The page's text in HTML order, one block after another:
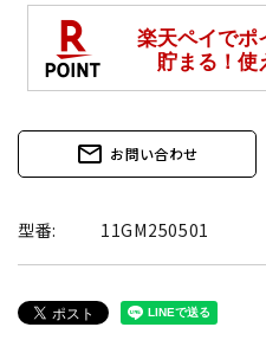
mail_outline お問い合わせ
型番: 11GM250501